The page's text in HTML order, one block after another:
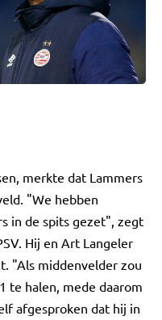
merkte dat Lammers
"We hebben
in de spits gezet", zegt
Hij en Art Langeler
"Als middenvelder zou
te halen, mede daarom
afgesproken dat hij in